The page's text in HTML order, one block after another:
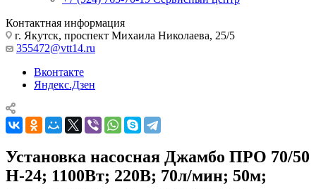
Контактная информация
г. Якутск, проспект Михаила Николаева, 25/5
355472@vtt14.ru
Вконтакте
Яндекс.Дзен
Установка насосная Джамбо ПРО 70/50
Н-24; 1100Вт; 220В; 70л/мин; 50м;